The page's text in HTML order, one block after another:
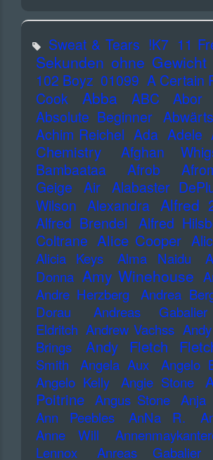
Sweat & Tears !K7 11
Sekunden ohne Gewicht
102 Boyz 01099 A Certain
Cook
Abba ABC
Abor
Absolute Beginner Abwärts
Achim Reichel Ada Adele
Chemistry
Afghan
Bambaataa
Afrob
Geige
Air Alabaster
Wilson Alexandra Alfred
Alfred Brendel Alfred
Coltrane Alice Cooper
Alicia Keys Alma Naidu
Donna Amy Winehouse
Andre Herzberg
Andrea
Dorau
Andreas Gabalier
Eldritch Andrew Vachss
Brings
Andy Fletch
Smith
Angela Aux
Angelo
Angelo Kelly
Angie Stone
Poitrine Angus Stone Anja
Ann Peebles
AnNa R.
Anne Will
Lennox
Anreas Gabalier